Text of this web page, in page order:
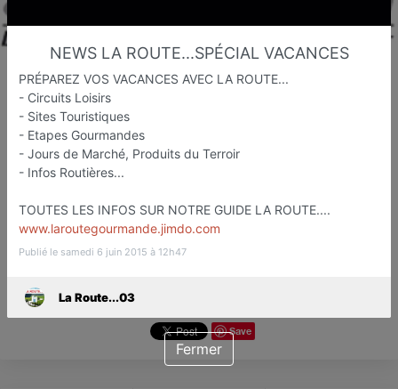
La Route...03
Etapes Touristiqu et Gastronomiq
Moulins
Favori Contacter
Save
NEWS LA ROUTE...SPÉCIAL VACANCES
PRÉPAREZ VOS VACANCES AVEC LA ROUTE...
- Circuits Loisirs
- Sites Touristiques
- Etapes Gourmandes
- Jours de Marché, Produits du Terroir
- Infos Routières...
TOUTES LES INFOS SUR NOTRE GUIDE LA ROUTE....
www.laroutegourmande.jimdo.com
Publié le samedi 6 juin 2015 à 12h47
La Route...03
Fermer